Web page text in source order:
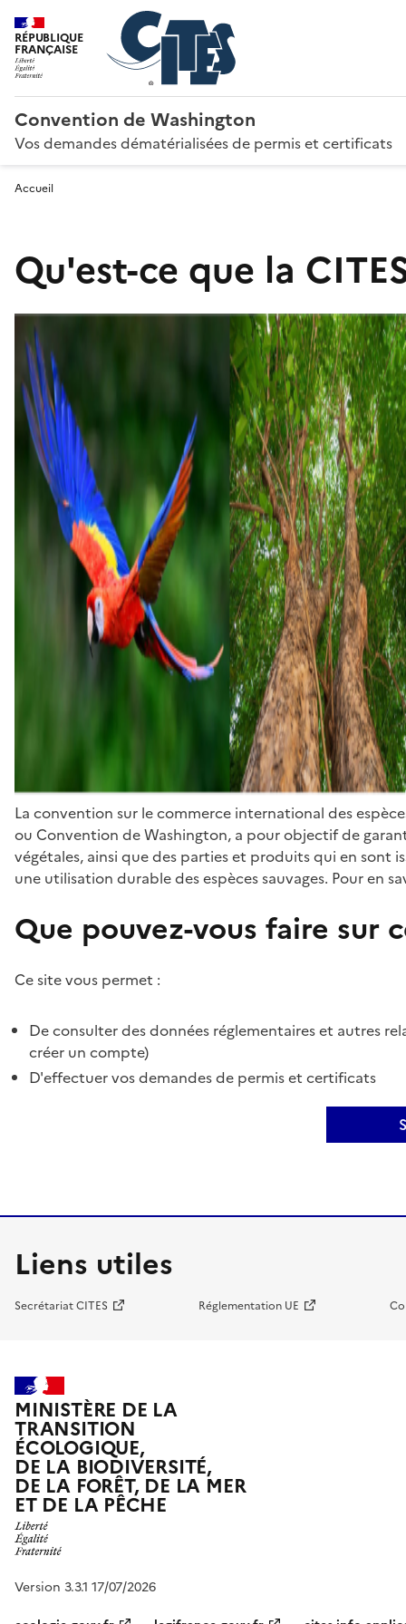
RÉPUBLIQUE
FRANÇAISE
Convention de Washington
Vos demandes dématérialisées de permis et certificats
Accueil
Qu'est-ce que la
La convention sur le commerce international des
ou Convention de Washington, a pour objectif de
végétales, ainsi que des parties et produits qui en sont
une utilisation durable des espèces sauvages. Pour en
Que pouvez-vous faire sur
Ce site vous permet :
De consulter des données réglementaires et autres
créer un compte)
D'effectuer vos demandes de permis et certificats
Liens utiles
Secrétariat CITES Réglementation UE
MINISTÈRE DE LA
TRANSITION
ÉCOLOGIQUE,
DE LA BIODIVERSITÉ,
DE LA FORÊT, DE LA MER
ET DE LA PÊCHE
Version 3.3.1 17/07/2026